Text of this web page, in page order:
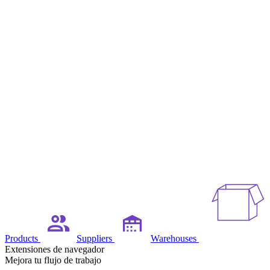
Products Suppliers Warehouses
Extensiones de navegador
Mejora tu flujo de trabajo